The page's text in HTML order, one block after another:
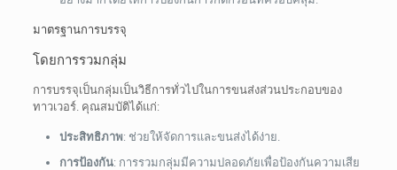
มาตรฐานการบรรจุ
โดยการรวมกลุ่ม
การบรรจุเป็นกลุ่มเป็นวิธีการทั่วไปในการขนส่งส่วนประกอบของ
ทาวเวอร์. คุณสมบัติได้แก่:
ประสิทธิภาพ: ช่วยให้จัดการและขนส่งได้ง่าย.
การป้องกัน: การรวมกลุ่มมีความปลอดภัยเพื่อป้องกันความเสีย